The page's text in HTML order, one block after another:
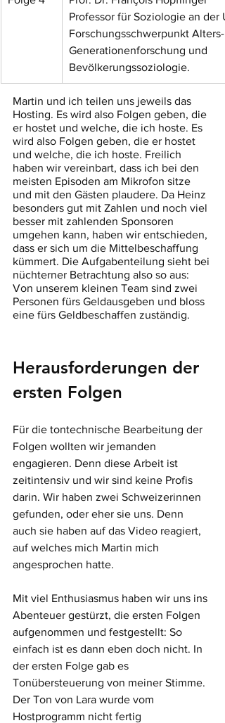
Professor für Soziologie an der
Forschungsschwerpunkt Alters-
Generationenforschung und
Bevölkerungssoziologie.
Martin und ich teilen uns jeweils das
Hosting. Es wird also Folgen geben, die
er hostet und welche, die ich hoste. Es
wird also Folgen geben, die er hostet
und welche, die ich hoste. Freilich
haben wir vereinbart, dass ich bei den
meisten Episoden am Mikrofon sitze
und mit den Gästen plaudere. Da Heinz
besonders gut mit Zahlen und noch viel
besser mit zahlenden Sponsoren
umgehen kann, haben wir entschieden,
dass er sich um die Mittelbeschaffung
kümmert. Die Aufgabenteilung sieht bei
nüchterner Betrachtung also so aus:
Von unserem kleinen Team sind zwei
Personen fürs Geldausgeben und bloss
eine fürs Geldbeschaffen zuständig.
Herausforderungen der
ersten Folgen
Für die tontechnische Bearbeitung der
Folgen wollten wir jemanden
engagieren. Denn diese Arbeit ist
zeitintensiv und wir sind keine Profis
darin. Wir haben zwei Schweizerinnen
gefunden, oder eher sie uns. Denn
auch sie haben auf das Video reagiert,
auf welches mich Martin mich
angesprochen hatte.
Mit viel Enthusiasmus haben wir uns ins
Abenteuer gestürzt, die ersten Folgen
aufgenommen und festgestellt: So
einfach ist es dann eben doch nicht. In
der ersten Folge gab es
Tonübersteuerung von meiner Stimme.
Der Ton von Lara wurde vom
Hostprogramm nicht fertig